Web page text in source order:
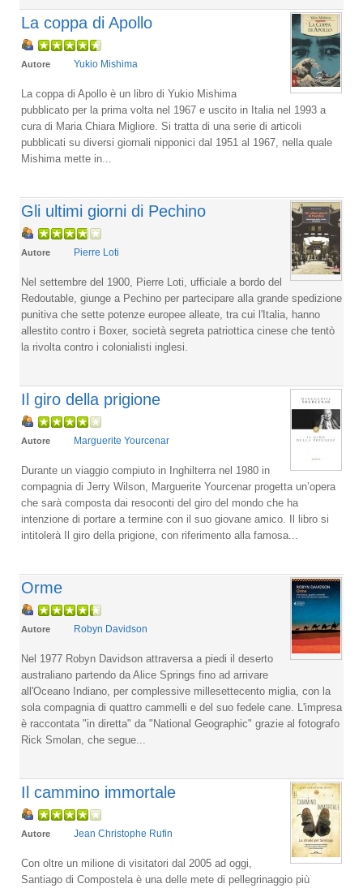
La coppa di Apollo
Autore Yukio Mishima
La coppa di Apollo è un libro di Yukio Mishima
pubblicato per la prima volta nel 1967 e uscito in Italia nel 1993 a
cura di Maria Chiara Migliore. Si tratta di una serie di articoli
pubblicati su diversi giornali nipponici dal 1951 al 1967, nella quale
Mishima mette in...
Gli ultimi giorni di Pechino
Autore Pierre Loti
Nel settembre del 1900, Pierre Loti, ufficiale a bordo del
Redoutable, giunge a Pechino per partecipare alla grande spedizione
punitiva che sette potenze europee alleate, tra cui l'Italia, hanno
allestito contro i Boxer, società segreta patriottica cinese che tentò
la rivolta contro i colonialisti inglesi.
Il giro della prigione
Autore Marguerite Yourcenar
Durante un viaggio compiuto in Inghilterra nel 1980 in
compagnia di Jerry Wilson, Marguerite Yourcenar progetta un’opera
che sarà composta dai resoconti del giro del mondo che ha
intenzione di portare a termine con il suo giovane amico. Il libro si
intitolerà Il giro della prigione, con riferimento alla famosa...
Orme
Autore Robyn Davidson
Nel 1977 Robyn Davidson attraversa a piedi il deserto
australiano partendo da Alice Springs fino ad arrivare
all'Oceano Indiano, per complessive millesettecento miglia, con la
sola compagnia di quattro cammelli e del suo fedele cane. L'impresa
è raccontata "in diretta" da "National Geographic" grazie al fotografo
Rick Smolan, che segue...
Il cammino immortale
Autore Jean Christophe Rufin
Con oltre un milione di visitatori dal 2005 ad oggi,
Santiago di Compostela è una delle mete di pellegrinaggio più